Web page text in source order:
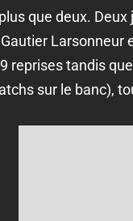
que deux.
reprises tandis
sur le banc),